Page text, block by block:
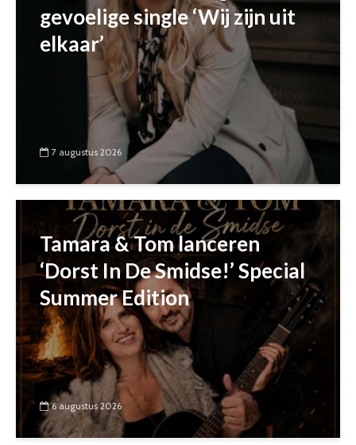
gevoelige single ‘Wij zijn uit
elkaar’
7 augustus 2026
Tamara & Tom lanceren
‘Dorst In De Smidse!’ Special
Summer Edition
6 augustus 2026